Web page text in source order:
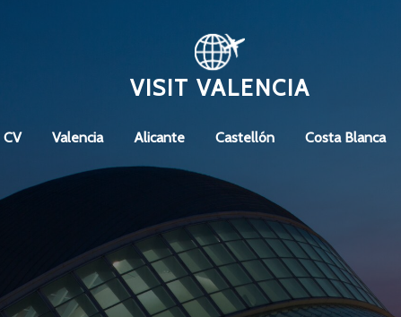
VISIT VALENCIA
CV Valencia Alicante Castellón Costa Blanca